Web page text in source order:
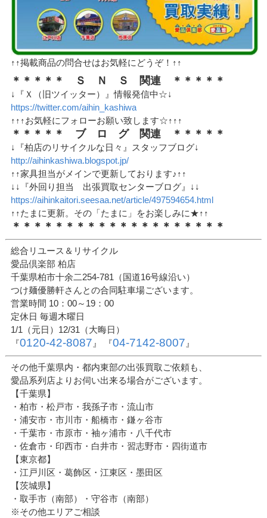
↑↑掲載商品の問合せはお気軽にどうぞ！↑↑
＊＊＊＊＊ Ｓ Ｎ Ｓ 関連 ＊＊＊＊＊
↓『Ｘ（旧ツイッター）』情報発信中☆↓
https://twitter.com/aihin_kashiwa
↑↑↑お気軽にフォローお願い致します☆↑↑↑
＊＊＊＊＊ ブ ロ グ 関連 ＊＊＊＊＊
↓『柏店のリサイクルな日々』スタッフブログ↓
http://aihinkashiwa.blogspot.jp/
↑↑家具担当がメインで更新しております♪↑↑
↓↓『外回り担当 出張買取センターブログ』↓↓
https://aihinkaitori.seesaa.net/article/497594654.html
↑↑たまに更新。その「たまに」をお楽しみに★↑↑
＊＊＊＊＊＊＊＊＊＊＊＊＊＊＊＊＊＊＊＊
総合リユース＆リサイクル
愛品倶楽部 柏店
千葉県柏市十余二254-781（国道16号線沿い）
つけ麺優勝軒さんとの合同駐車場ございます。
営業時間 10：00～19：00
定休日 毎週木曜日
1/1（元日）12/31（大晦日）
『0120-42-8087 』 『04-7142-8007 』
その他千葉県内・都内東部の出張買取ご依頼も、
愛品系列店よりお伺い出来る場合がございます。
【千葉県】
・柏市・松戸市・我孫子市・流山市
・浦安市・市川市・船橋市・鎌ヶ谷市
・千葉市・市原市・袖ヶ浦市・八千代市
・佐倉市・印西市・白井市・習志野市・四街道市
【東京都】
・江戸川区・葛飾区・江東区・墨田区
【茨城県】
・取手市（南部）・守谷市（南部）
※その他エリアご相談